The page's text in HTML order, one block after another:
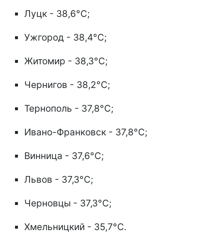
Луцк - 38,6°C;
Ужгород - 38,4°C;
Житомир - 38,3°C;
Чернигов - 38,2°C;
Тернополь - 37,8°C;
Ивано-Франковск - 37,8°C;
Винница - 37,6°C;
Львов - 37,3°C;
Черновцы - 37,3°C;
Хмельницкий - 35,7°C.